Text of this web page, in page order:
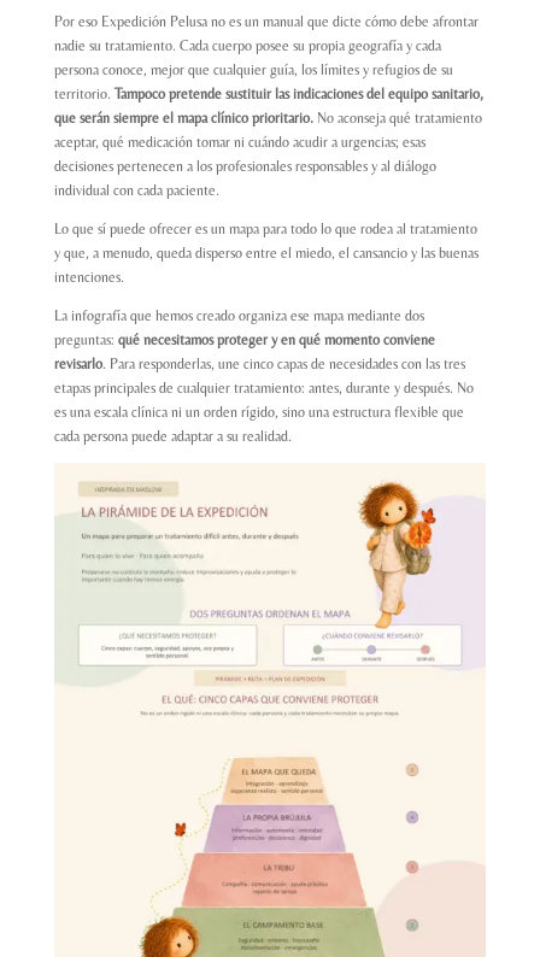
Por eso Expedición Pelusa no es un manual que dicte cómo debe afrontar
nadie su tratamiento. Cada cuerpo posee su propia geografía y cada
persona conoce, mejor que cualquier guía, los límites y refugios de su
territorio. Tampoco pretende sustituir las indicaciones del equipo sanitario,
que serán siempre el mapa clínico prioritario.No aconseja qué tratamiento
aceptar, qué medicación tomar ni cuándo acudir a urgencias; esas
decisiones pertenecen a los profesionales responsables y al diálogo
individual con cada paciente.
Lo que sí puede ofrecer es un mapa para todo lo que rodea al tratamiento
y que, a menudo, queda disperso entre el miedo, el cansancio y las buenas
intenciones.
La infografía que hemos creado organiza ese mapa mediante dos
preguntas: qué necesitamos proteger y en qué momento conviene
revisarlo. Para responderlas, une cinco capas de necesidades con las tres
etapas principales de cualquier tratamiento: antes, durante y después. No
es una escala clínica ni un orden rígido, sino una estructura flexible que
cada persona puede adaptar a su realidad.